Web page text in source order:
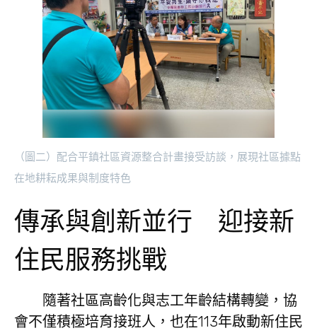
（圖二）配合平鎮社區資源整合計畫接受訪談，展現社區據點
在地耕耘成果與制度特色
傳承與創新並行 迎接新
住民服務挑戰
隨著社區高齡化與志工年齡結構轉變，協
會不僅積極培育接班人，也在113年啟動新住民